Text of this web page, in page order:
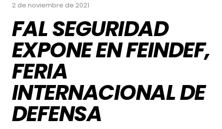
2 de noviembre de 2021
FAL SEGURIDAD
EXPONE EN FEINDEF,
FERIA
INTERNACIONAL DE
DEFENSA